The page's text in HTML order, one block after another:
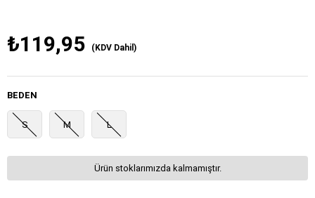
₺119,95 (KDV Dahil)
BEDEN
S M L
Ürün stoklarımızda kalmamıştır.